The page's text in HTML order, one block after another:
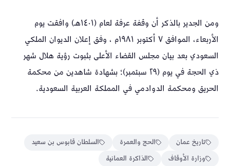
ومن الجدير بالذكر أن وقفة عرفة لعام (١٤٠١هـ) وافقت يوم
الأربعاء، الموافق ٧ أكتوبر ١٩٨١م ، وفق إعلان الديوان الملكي
السعودي بعد بيان مجلس القضاء الأعلى بثبوت رؤية هلال شهر
ذي الحجة في يوم (٢٩ سبتمبر)؛ بشهادة شاهدين من محكمة
الحريق ومحكمة الدوادمي في المملكة العربية السعودية.
تاريخ عمان الحج والعمرة
السلطان قابوس بن سعيد
وزارة الأوقاف
الذاكرة العمانية